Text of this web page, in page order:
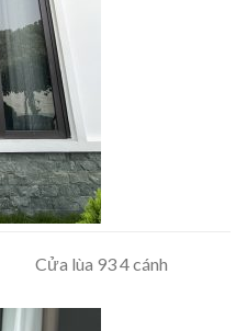
Cửa lùa 93 4 cánh